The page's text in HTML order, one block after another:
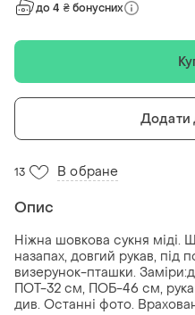
до 4 ₴ бонусних
Додати
13 В обране
Опис
Ніжна шовкова сукня міді.
назапах, довгий рукав, під
визерунок-пташки.
ПОТ-32 см, ПОБ-46 см,
див. Останні фото.